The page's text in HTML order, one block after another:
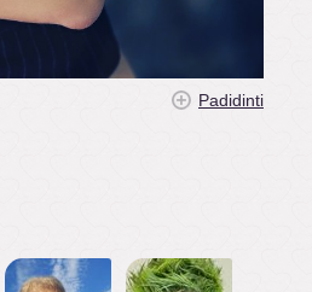
Padidinti